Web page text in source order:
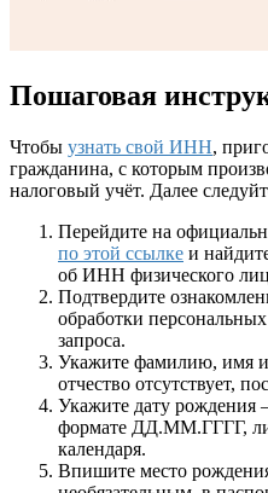
Пошаговая
Чтобы узнать свой ИНН,
гражданина, с которым
налоговый учёт. Далее
Перейдите на
по этой ссылке и
об ИНН физического
Подтвердите
обработки
запроса.
Укажите фамилию, имя и
отчество отсутствует,
Укажите дату рождения
формате ДД.ММ.ГГГГ,
календаря.
Впишите место